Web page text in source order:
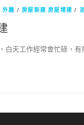
外牆 /房屋新建.房屋增建 /
白天工作經常會忙碌，